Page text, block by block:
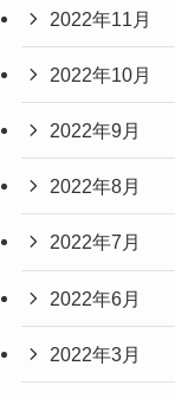
2022年11月
2022年10月
2022年9月
2022年8月
2022年7月
2022年6月
2022年3月